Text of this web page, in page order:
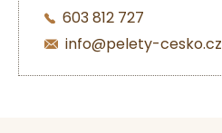
603 812 727
info@pelety-cesko.cz